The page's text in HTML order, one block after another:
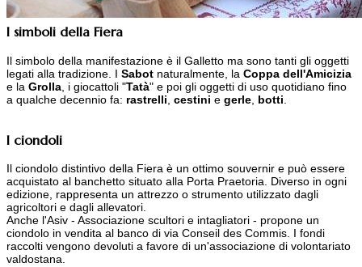
I simboli della Fiera
Il simbolo della manifestazione è il Galletto ma sono tanti gli oggetti
legati alla tradizione. I Sabot naturalmente, la Coppa dell'Amicizia
e la Grolla , i giocattoli "Tatà" e poi gli oggetti di uso quotidiano fino
a qualche decennio fa: rastrelli cestini e gerle botti
I ciondoli
Il ciondolo distintivo della Fiera è un ottimo souvernir e può essere
acquistato al banchetto situato alla Porta Praetoria. Diverso in ogni
edizione, rappresenta un attrezzo o strumento utilizzato dagli
agricoltori e dagli allevatori.
Anche l'Asiv - Associazione scultori e intagliatori - propone un
ciondolo in vendita al banco di via Conseil des Commis. I fondi
raccolti vengono devoluti a favore di un'associazione di volontariato
valdostana.